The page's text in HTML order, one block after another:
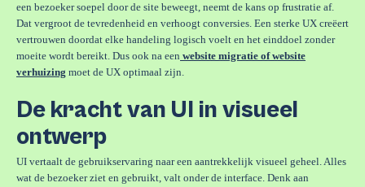
een bezoeker soepel door de site beweegt, neemt de kans op frustratie af.
Dat vergroot de tevredenheid en verhoogt conversies. Een sterke UX creëert
vertrouwen doordat elke handeling logisch voelt en het einddoel zonder
moeite wordt bereikt. Dus ook na een website migratie of website
verhuizing moet de UX optimaal zijn.
De kracht van UI in visueel
ontwerp
UI vertaalt de gebruikservaring naar een aantrekkelijk visueel geheel. Alles
wat de bezoeker ziet en gebruikt, valt onder de interface. Denk aan